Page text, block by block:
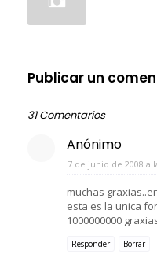
Publicar un
31 Comentarios
Anónimo
7 de junio de 2008 a
muchas
esta es la unica
1000000000
Responder Borrar